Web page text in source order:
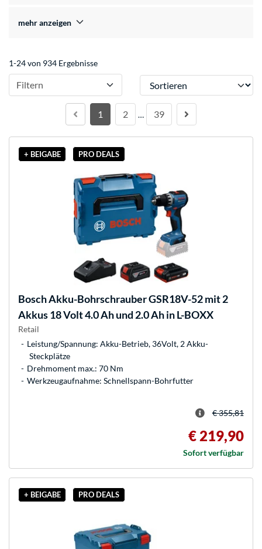
mehr anzeigen
1-24 von 934 Ergebnisse
Filtern Sortieren
1 2 … 39
+ BEIGABE PRO DEALS
BoschAkku-Bohrschrauber GSR18V-52 mit 2
Akkus 18 Volt 4.0 Ah und 2.0 Ah in L-BOXX
Retail
Leistung/Spannung: Akku-Betrieb, 36Volt, 2 Akku-
Steckplätze
Drehmoment max.: 70 Nm
Werkzeugaufnahme: Schnellspann-Bohrfutter
€ 355,81
€ 219,90
Sofort verfügbar
+ BEIGABE PRO DEALS